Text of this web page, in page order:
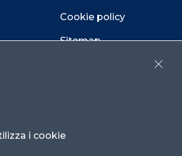
Cookie policy
Sitemap
i cookie